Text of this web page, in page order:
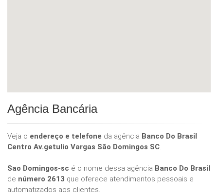
Agência Bancária
Veja o endereço e telefone da agência Banco Do Brasil
Centro Av.getulio Vargas São Domingos SC.
Sao Domingos-sc é o nome dessa agência Banco Do Brasil
de número 2613 que oferece atendimentos pessoais e
automatizados aos clientes.